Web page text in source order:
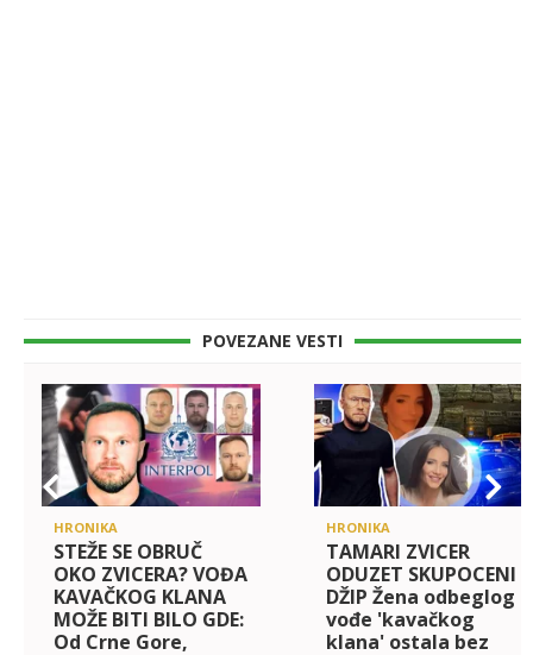
POVEZANE VESTI
HRONIKA
STEŽE SE OBRUČ
OKO ZVICERA? VOĐA
KAVAČKOG KLANA
MOŽE BITI BILO GDE:
Od Crne Gore,
HRONIKA
TAMARI ZVICER
ODUZET SKUPOCENI
DŽIP Žena odbeglog
vođe 'kavačkog
klana' ostala bez